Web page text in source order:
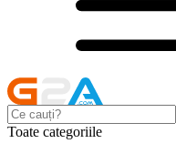
Toate categoriile